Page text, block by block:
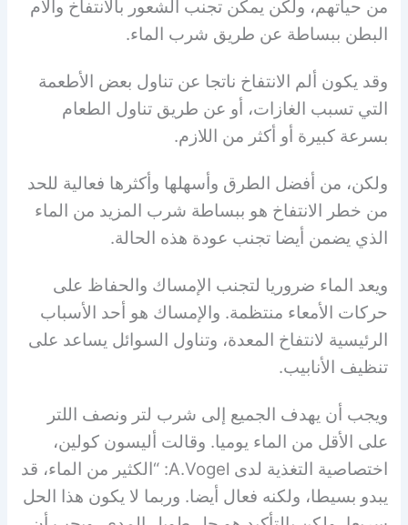
من حياتهم، ولكن يمكن تجنب الشعور بالانتفاخ وآلام
البطن ببساطة عن طريق شرب الماء.
وقد يكون ألم الانتفاخ ناتجا عن تناول بعض الأطعمة
التي تسبب الغازات، أو عن طريق تناول الطعام
بسرعة كبيرة أو أكثر من اللازم.
ولكن، من أفضل الطرق وأسهلها وأكثرها فعالية للحد
من خطر الانتفاخ هو ببساطة شرب المزيد من الماء
الذي يضمن أيضا تجنب عودة هذه الحالة.
ويعد الماء ضروريا لتجنب الإمساك والحفاظ على
حركات الأمعاء منتظمة. والإمساك هو أحد الأسباب
الرئيسية لانتفاخ المعدة، وتناول السوائل يساعد على
تنظيف الأنابيب.
ويجب أن يهدف الجميع إلى شرب لتر ونصف اللتر
على الأقل من الماء يوميا. وقالت أليسون كولين،
اختصاصية التغذية لدى A.Vogel: “الكثير من الماء، قد
يبدو بسيطا، ولكنه فعال أيضا. وربما لا يكون هذا الحل